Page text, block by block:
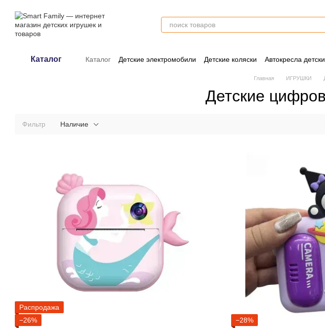
Каталог Каталог Детские электромобили Детские коляски Автокресла
Главная ИГРУШКИ
Детские
Фильтр Наличие
Распродажа
−26%
−28%